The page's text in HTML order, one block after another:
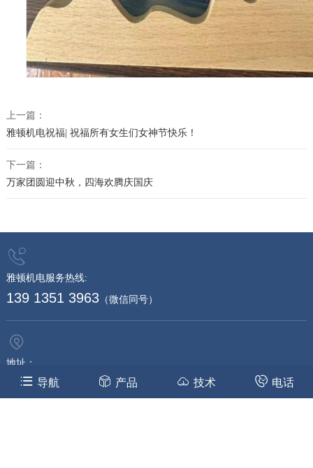
上一篇：
雅顿机电祝福| 祝福所有女生们女神节快乐！
下一篇：
万家团圆迎中秋，四海欢腾庆国庆
雅顿机电服务热线:
139 1351 3963（微信同号）
地址：
苏州高新区泰山路2号博济科技创业园F座101-102室
导航 产品 技术 电话